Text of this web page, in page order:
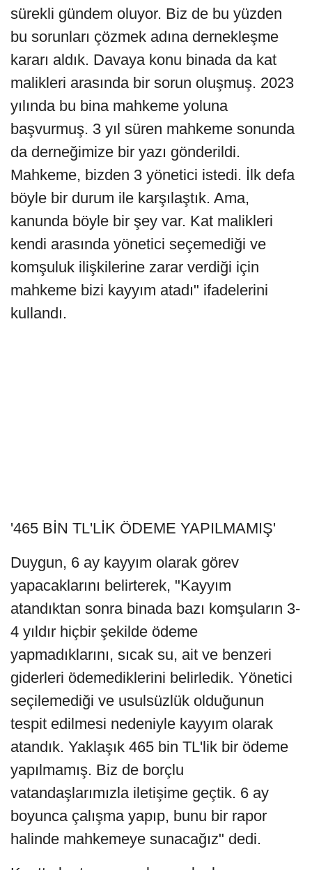
sürekli gündem oluyor. Biz de bu yüzden
bu sorunları çözmek adına dernekleşme
kararı aldık. Davaya konu binada da kat
malikleri arasında bir sorun oluşmuş. 2023
yılında bu bina mahkeme yoluna
başvurmuş. 3 yıl süren mahkeme sonunda
da derneğimize bir yazı gönderildi.
Mahkeme, bizden 3 yönetici istedi. İlk defa
böyle bir durum ile karşılaştık. Ama,
kanunda böyle bir şey var. Kat malikleri
kendi arasında yönetici seçemediği ve
komşuluk ilişkilerine zarar verdiği için
mahkeme bizi kayyım atadı" ifadelerini
kullandı.
'465 BİN TL'LİK ÖDEME YAPILMAMIŞ'
Duygun, 6 ay kayyım olarak görev
yapacaklarını belirterek, "Kayyım
atandıktan sonra binada bazı komşuların 3-
4 yıldır hiçbir şekilde ödeme
yapmadıklarını, sıcak su, ait ve benzeri
giderleri ödemediklerini belirledik. Yönetici
seçilemediği ve usulsüzlük olduğunun
tespit edilmesi nedeniyle kayyım olarak
atandık. Yaklaşık 465 bin TL'lik bir ödeme
yapılmamış. Biz de borçlu
vatandaşlarımızla iletişime geçtik. 6 ay
boyunca çalışma yapıp, bunu bir rapor
halinde mahkemeye sunacağız" dedi.